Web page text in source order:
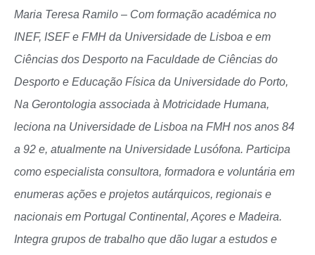
Maria Teresa Ramilo – Com formação académica no
INEF, ISEF e FMH da Universidade de Lisboa e em
Ciências dos Desporto na Faculdade de Ciências do
Desporto e Educação Física da Universidade do Porto,
Na Gerontologia associada à Motricidade Humana,
leciona na Universidade de Lisboa na FMH nos anos 84
a 92 e, atualmente na Universidade Lusófona. Participa
como especialista consultora, formadora e voluntária em
enumeras ações e projetos autárquicos, regionais e
nacionais em Portugal Continental, Açores e Madeira.
Integra grupos de trabalho que dão lugar a estudos e